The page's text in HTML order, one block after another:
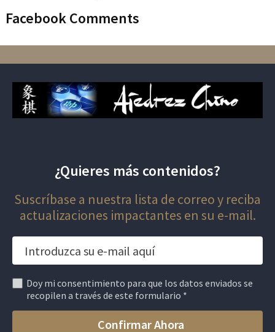
Facebook Comments
¿Quieres más contenidos?
Suscríbase a nuestra lista de correo y reciba
actualizaciones impactantes en su e-mail.
Doy mi consentimiento para que los datos enviados se
recopilen a través de este formulario *